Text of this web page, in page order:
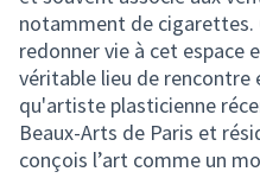
notamment de
redonner vie à cet espace
véritable lieu de
qu'artiste plasticienne
Beaux-Arts de Paris et
conçois l’art comme un